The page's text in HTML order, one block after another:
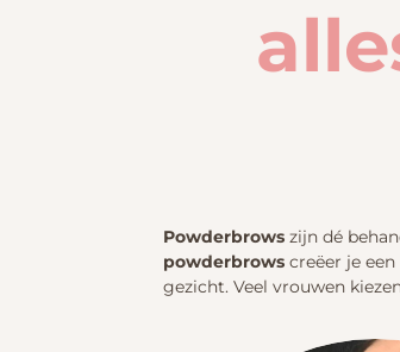
Powderbrows zijn dé
powderbrows creëer je
gezicht. Veel vrouwen